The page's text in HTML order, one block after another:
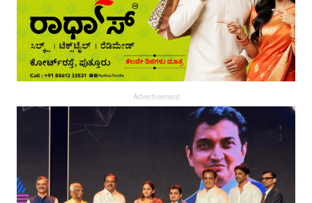
Advertisement